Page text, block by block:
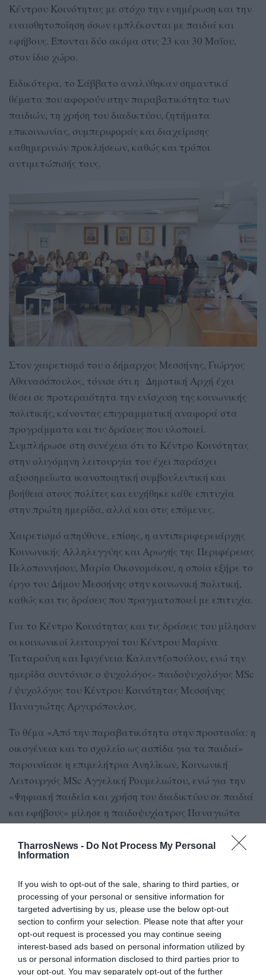
TharrosNews - Do Not Process My Personal
Information
If you wish to opt-out of the sale, sharing to third parties, or
processing of your personal or sensitive information for
targeted advertising by us, please use the below opt-out
section to confirm your selection. Please note that after your
opt-out request is processed you may continue seeing
interest-based ads based on personal information utilized by
us or personal information disclosed to third parties prior to
your opt-out. You may separately opt-out of the further
Κέντρου Κοινότητας με στόχο την ενημέρωση και την
ευαισθητοποίηση όσων εμπλέκονται με παιδιά και
εφήβους. Έπονται δύο ακόμα στις 23 και 30 Μαΐου,
στον ίδιο χώρο.
Ειδικότερα, το Σάββατο αναλύθηκαν σημαντικά
θέματα που αφορούν στην παραβατικότητα των
παιδιών, τη χρήση του διαδικτύου, ζητήματα
επικοινωνίας, συμπεριφοράς και διαχείρισης
καθημερινών προκλήσεων, καθώς και τρόποι
αντιμετώπισής τους.
Στον χαιρετισμό του ο δήμαρχος Μεσσήνης, Γιώργος
Αθανασόπουλος, τόνισε ότι η Δημοτική Αρχή έχει
θέσει σε προτεραιότητα την ενίσχυση της κοινωνικής
πολιτικής, κάνοντας επιγραμματική αναφορά στα
προγράμματα και τις δράσεις που υλοποιεί.
Συμπλήρωσε στη συνέχεια ότι το Κέντρο Κοινότητας
στην ολιγόμηνη λειτουργία του έχει παράσχει
αξιοσημείωτα ικανοποιητική συμβουλευτική και
βοήθεια στους πολίτες και ευχήθηκε κάθε επιτυχία
στην πρώτη ημερίδα, αλλά και στις επόμενες.
Χαιρετισμό απηύθυνε, επίσης, η αντιπεριφερειάρχης
Κοινωνικής Αλληλεγγύης και Αρωγής της Περιφέρειας
Πελοποννήσου, Μαρία Οικονομάκου, η οποία εξήρε το
έργο του Δήμου Μεσσήνης στην κοινωνική πολιτική,
καθώς και τις δράσεις που πραγματοποιεί με επιτυχία.
Για το Κέντρο Κοινότητας και τις δράσεις του μίλησαν
οι κοινωνικοί λειτουργοί του Κέντρου Μαρίνα
Ταταρούνη και Ιφιγένεια Καλαντζοπούλου, ενώ την
ημερίδα συντόνισε ο ψυχολόγος- παιδοψυχολόγος MSc
/ ψυχολόγος του Κέντρου Κοινότητας Μεσσήνης
Παναγιώτης Αργυρόπουλος.
Το θέμα «Από την παραβατικότητα στην προστασία: η
οικογένεια και το σχολείο ως ασπίδα για τα παιδιά»
παρουσίασε η επιμελήτρια Ανηλίκων, Κοινωνική
Λειτουργός MSc Αγγελική Ρουμελιώτου, ενώ για την
«Ψηφιακή παιδεία και χρήση του διαδικτύου σε παιδιά
και εφήβους» μίλησε η παιδοψυχίατρος Παναγιώτα
σχέσεις μας με τα παιδιά: πρόληψη της βίας μέσα από
την καθημερινή επικοινωνία» παρουσίασε ο ψυχολόγος
ΕΛΑΣ Παναγιώτης Σχοινοχωρίτης.
Η ημερίδα ολοκληρώθηκε με τοποθετήσεις των
ομιλητών επί των ερωτήσεων και αποριών του κοινού.